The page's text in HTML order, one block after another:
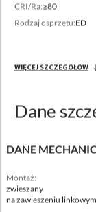
CRI/Ra:≥80
Rodzaj osprzętu:ED
WIĘCEJ SZCZEGÓŁÓW
Dane
DANE
Montaż:
zwieszany
na zawieszeniu
Zakres strumienia
4200 - 9200 [lm]
3000 - 4000 [K]